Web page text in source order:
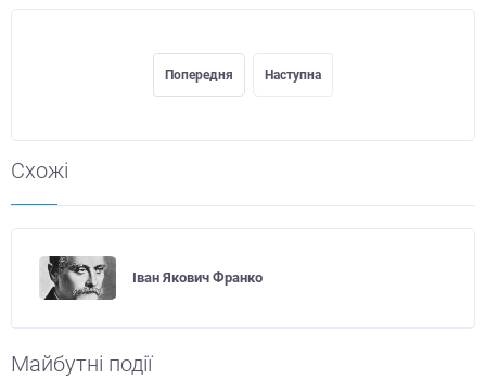
Попередня Наступна
Схожі
Іван Якович Франко
Майбутні події